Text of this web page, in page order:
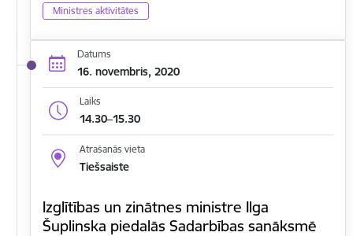
Ministres aktivitātes
Datums
16. novembris, 2020
Laiks
14.30–15.30
Atrašanās vieta
Tiešsaiste
Izglītības un zinātnes ministre Ilga
Šuplinska piedalās Sadarbības sanāksmē